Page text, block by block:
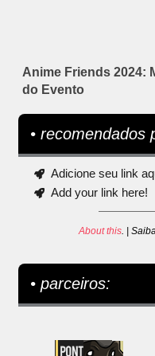
Anime Friends 2024:
do Evento
• recomendados
Adicione seu link
Add your link here!
About this. |
• parceiros: